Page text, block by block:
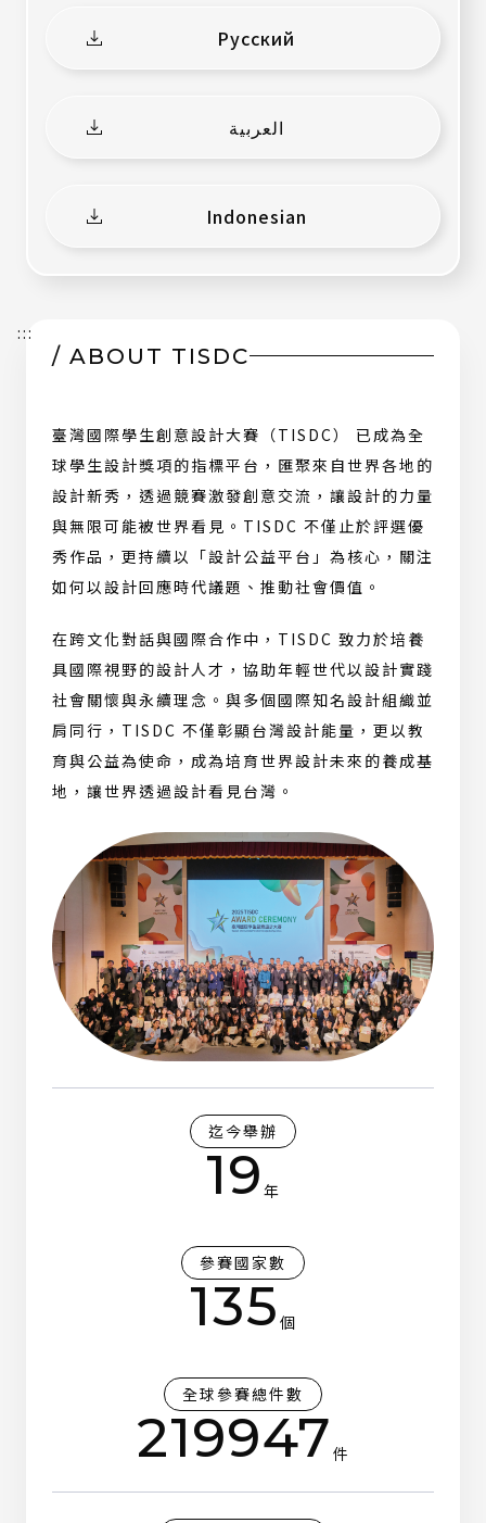
窗）
Русский
（另
窗）
（下
العربية
（另
窗）
（下
Indonesian
（另
視
（下
案）
:::
/ ABOUT TISDC
臺灣國際學生創意設計大賽（TISDC） 已成為全
球學生設計獎項的指標平台，匯聚來自世界各地的
設計新秀，透過競賽激發創意交流，讓設計的力量
與無限可能被世界看見。TISDC 不僅止於評選優
秀作品，更持續以「設計公益平台」為核心，關注
如何以設計回應時代議題、推動社會價值。
在跨文化對話與國際合作中，TISDC 致力於培養
具國際視野的設計人才，協助年輕世代以設計實踐
社會關懷與永續理念。與多個國際知名設計組織並
肩同行，TISDC 不僅彰顯台灣設計能量，更以教
育與公益為使命，成為培育世界設計未來的養成基
地，讓世界透過設計看見台灣。
迄今舉辦
19 年
參賽國家數
135 個
全球參賽總件數
219947 件